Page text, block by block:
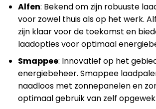
Alfen: Bekend om zijn robuuste
voor zowel thuis als op het werk.
zijn klaar voor de toekomst en
laadopties voor optimaal
Smappee: Innovatief op het
energiebeheer. Smappee
naadloos met zonnepanelen en
optimaal gebruik van zelf